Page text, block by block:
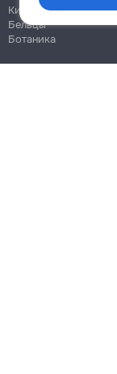
Кишинёв
Бельцы
Ботаника